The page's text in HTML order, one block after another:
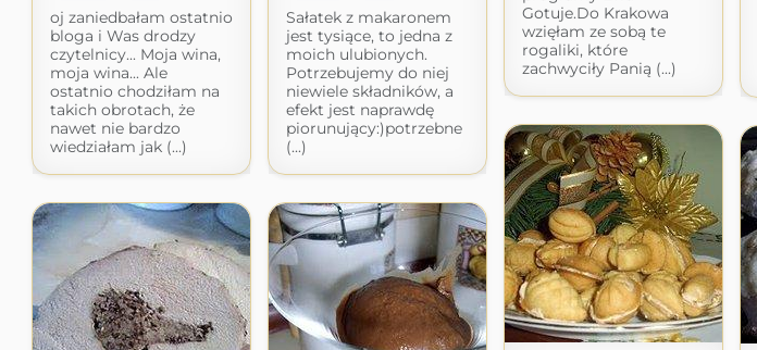
Gotuje.Do Krakowa
wzięłam ze sobą te
rogaliki, które
zachwyciły Panią (...)
oj zaniedbałam ostatnio
bloga i Was drodzy
czytelnicy... Moja wina,
moja wina... Ale
ostatnio chodziłam na
takich obrotach, że
nawet nie bardzo
wiedziałam jak (...)
Sałatek z makaronem
jest tysiące, to jedna z
moich ulubionych.
Potrzebujemy do niej
niewiele składników, a
efekt jest naprawdę
piorunujący:)potrzebne
(...)